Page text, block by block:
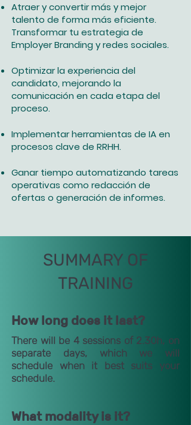
Atraer y convertir más y mejor
talento de forma más eficiente.
Transformar tu estrategia de
Employer Branding y redes sociales.
Optimizar la experiencia del
candidato, mejorando la
comunicación en cada etapa del
proceso.
Implementar herramientas de IA en
procesos clave de RRHH.
Ganar tiempo automatizando tareas
operativas como redacción de
ofertas o generación de informes.
SUMMARY OF
TRAINING
How long does it last?
There will be 4 sessions of 2.30h, on
separate days, which we will
schedule when it best suits your
schedule.
What modality is it?